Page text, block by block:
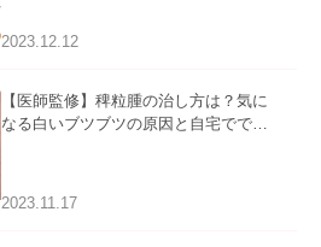
2023.12.12
【医師監修】稗粒腫の治し方は？気に
なる白いブツブツの原因と自宅ででき
2023.11.17